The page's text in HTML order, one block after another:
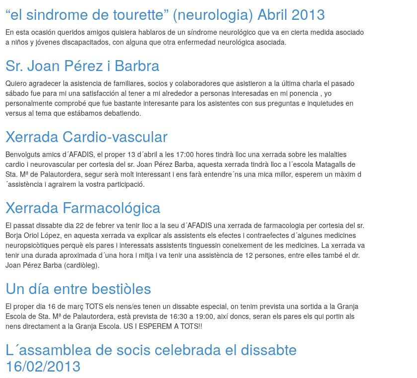
“el sindrome de tourette” (neurologia) Abril 2013
En esta ocasión queridos amigos quisiera hablaros de un síndrome neurológico que va en cierta medida asociado
a niños y jóvenes discapacitados, con alguna que otra enfermedad neurológica asociada.
Sr. Joan Pérez i Barbra
Quiero agradecer la asistencia de familiares, socios y colaboradores que asistieron a la última charla el pasado
sábado fue para mi una satisfacción al tener a mi alrededor a personas interesadas en mi ponencia , yo
personalmente comprobé que fue bastante interesante para los asistentes con sus preguntas e inquietudes en
versus al tema que estábamos debatiendo.
Xerrada Cardio-vascular
Benvolguts amics d´AFADIS, el proper 13 d´abril a les 17:00 hores tindrà lloc una xerrada sobre les malalties
cardio i neurovascular per cortesia del sr. Joan Pérez Barba, aquesta xerrada tindrà lloc a l´escola Matagalls de
Sta. Mª de Palautordera, segur serà molt interessant i ens farà entendre´ns una mica millor, esperem un màxim d
´assistència i agrairem la vostra participació.
Xerrada Farmacológica
El passat dissabte dia 22 de febrer va tenir lloc a la seu d´AFADIS una xerrada de farmacologia per cortesia del sr.
Borja Oriol López, en aquesta xerrada va explicar als assistents els efectes i contraefectes d´algunes medicines
neuropsicòtiques perquè els pares i interessats assistents tinguessin coneixement de les medicines. La xerrada va
tenir una durada aproximada d´una hora i mitja i va tenir una assistència de 12 persones, entre elles també el dr.
Joan Pérez Barba (cardiòleg).
Un día entre bestiòles
El proper dia 16 de març TOTS els nens/es tenen un dissabte especial, on tenim prevista una sortida a la Granja
Escola de Sta. Mª de Palautordera, està prevista de 16:30 a 19:00, així doncs, seran els pares els qui portin als
nens directament a la Granja Escola. US I ESPEREM A TOTS!!
L´assamblea de socis celebrada el dissabte
16/02/2013